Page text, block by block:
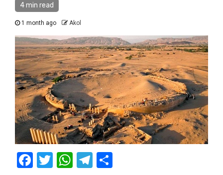
4 min read
1 month ago Akol
Facebook
Twitter
WhatsApp
Telegram